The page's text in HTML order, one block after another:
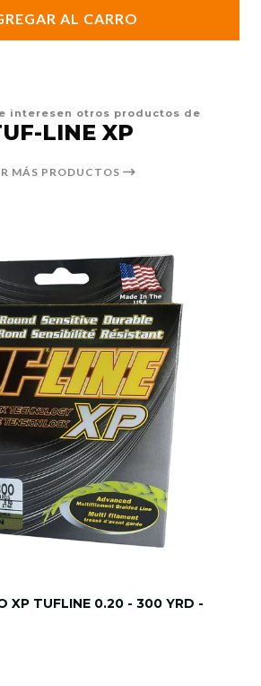
AL CARRO
interesen otros productos de
LINE XP
MÁS PRODUCTOS
XP TUFLINE 0.20 - 300 YRD -